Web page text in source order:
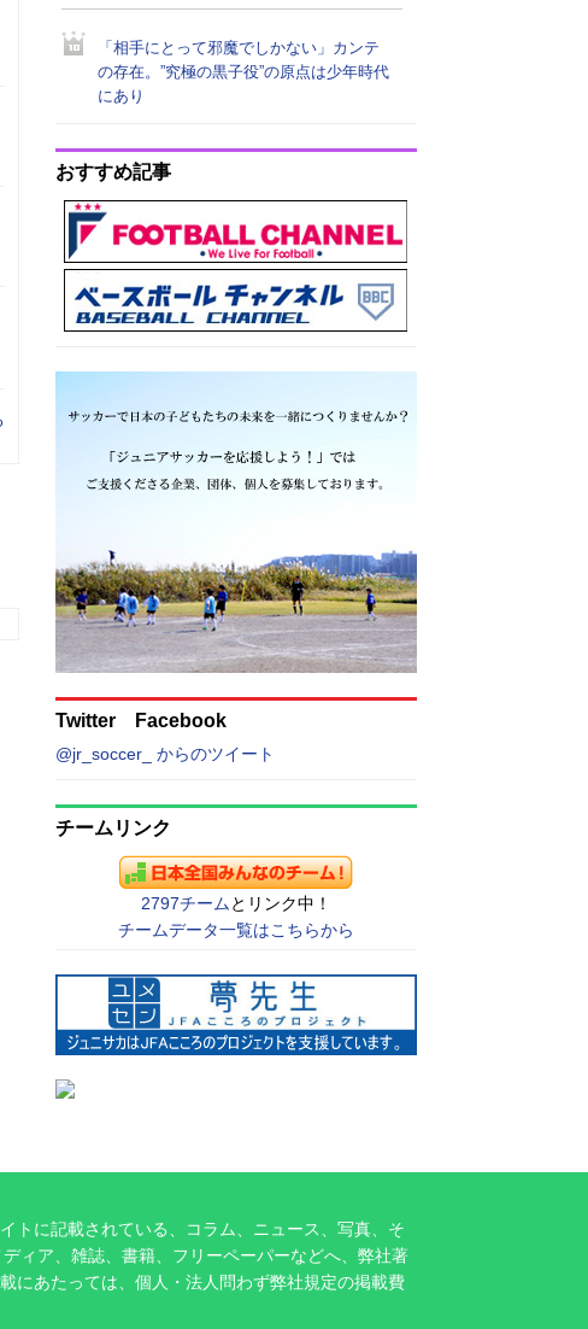
「相手にとって邪魔でしかない」カンテ
の存在。”究極の黒子役”の原点は少年時代
にあり
おすすめ記事
Twitter Facebook
@jr_soccer_ からのツイート
チームリンク
2797チーム とリンク中！
チームデータ一覧はこちらから
トに記載されている、コラム、ニュース、写真、そ
ィア、雑誌、書籍、フリーペーパーなどへ、弊社著
にあたっては、個人・法人問わず弊社規定の掲載費